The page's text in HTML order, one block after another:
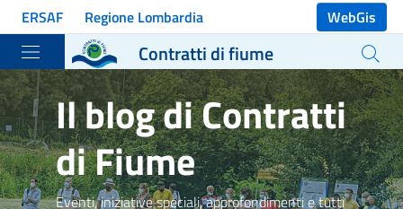
Vai ai contenuti
Vai al menu di navigazione
Vai al footer
ERSAF Regione Lombardia WebGis
Contratti di fiume
Il blog di Contratti
di Fiume
Eventi, iniziative speciali, approfondimenti e tutti